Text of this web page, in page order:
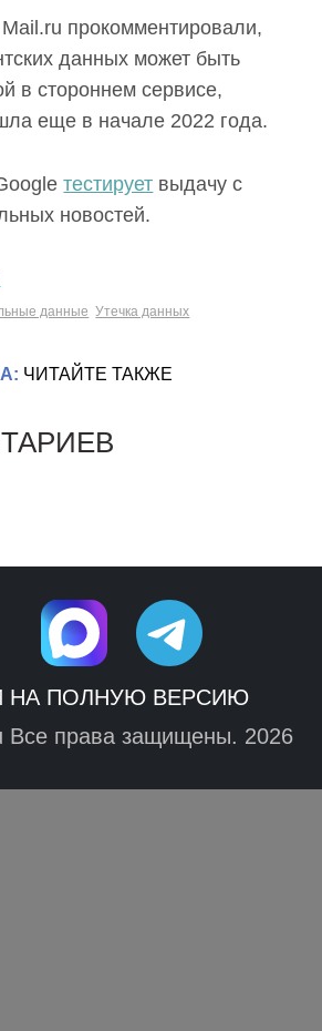
прокомментировали,
данных может быть
в стороннем сервисе,
еще в начале 2022 года.
тестирует выдачу с
новостей.
данные Утечка данных
ЧИТАЙТЕ ТАКЖЕ
НА ПОЛНУЮ ВЕРСИЮ
Все права защищены. 2026